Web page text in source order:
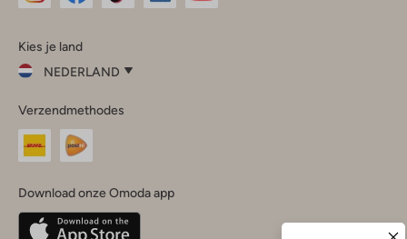
InstagramFacebook
Kies je land
NEDERLAND
je
land
Nederland
Belgique(Français)
Verzendmethodes
Download onze Omoda app